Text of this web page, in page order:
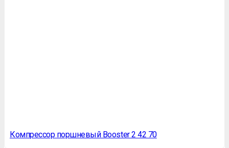
Компрессор поршневый Booster 2 42 70